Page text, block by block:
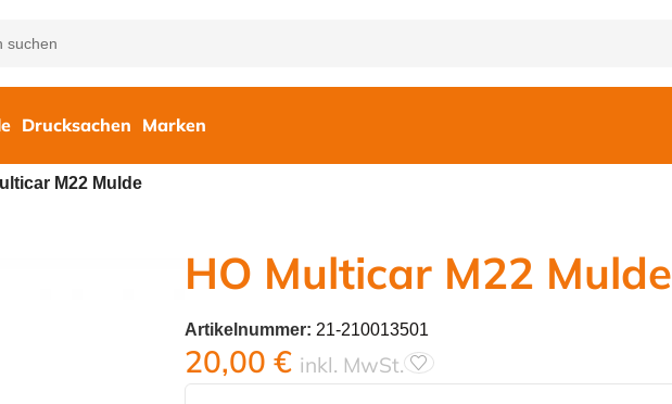
Drucksachen Marken
M22 Mulde
HO Multicar M22 Mulde
Artikelnummer: 21-210013501
20,00 € inkl. MwSt.